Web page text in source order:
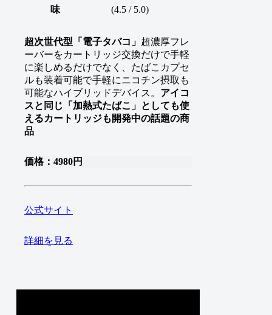
味
(4.5 / 5.0)
超次世代型「電子タバコ」 超濃厚フレ
ーバーをカートリッジ交換だけで手軽
に楽しめるだけでなく、たばこカプセ
ルも装着可能で手軽にニコチン摂取も
可能なハイブリッドデバイス。 アイコ
スと同じ「加熱式たばこ」としても使
えるカートリッジも開発中の話題の商
品
価格：4980円
公式サイト
詳細を見る